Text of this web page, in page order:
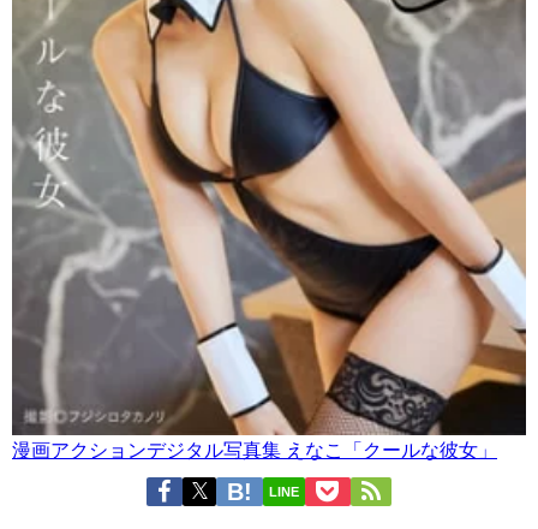
漫画アクションデジタル写真集 えなこ「クールな彼女」
LINE